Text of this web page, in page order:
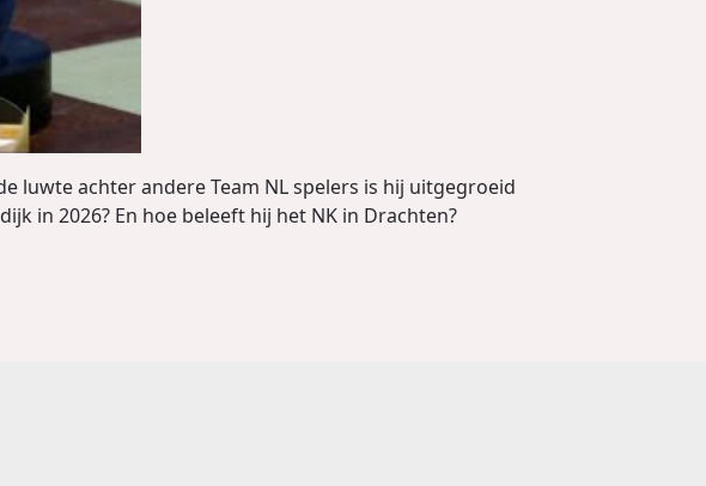
luwte achter andere Team NL spelers is hij uitgegroeid
in 2026? En hoe beleeft hij het NK in Drachten?